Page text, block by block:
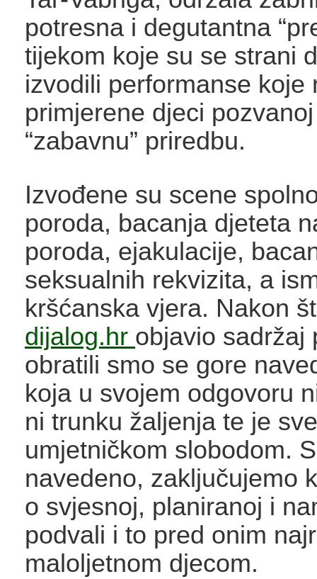
potresna i degutantna
tijekom koje su se strani
izvodili performanse koje
primjerene djeci
“zabavnu” priredbu.
Izvođene su scene
poroda, bacanja djeteta
poroda, ejakulacije,
seksualnih rekvizita, a
kršćanska vjera. Nakon
dijalog.hr objavio sadržaj
obratili smo se gore
koja u svojem odgovoru
ni trunku žaljenja te je
umjetničkom slobodom.
navedeno, zaključujemo
o svjesnoj, planiranoj i
podvali i to pred onim
maloljetnom djecom.